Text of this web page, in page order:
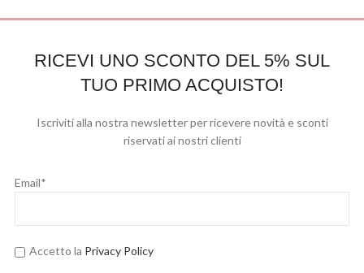
RICEVI UNO SCONTO DEL 5% SUL
TUO PRIMO ACQUISTO!
Iscriviti alla nostra newsletter per ricevere novità e sconti
riservati ai nostri clienti
Email*
Accetto la Privacy Policy